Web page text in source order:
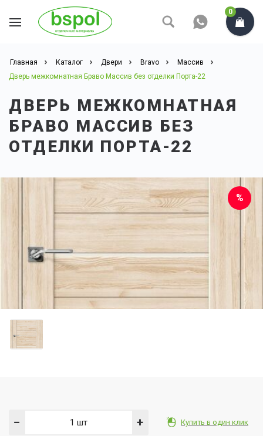
0
Главная Каталог Двери Bravo
Массив
Дверь межкомнатная Браво Массив без отделки Порта-22
ДВЕРЬ МЕЖКОМНАТНАЯ
БРАВО МАССИВ БЕЗ
ОТДЕЛКИ ПОРТА-22
Купить в один клик
− +